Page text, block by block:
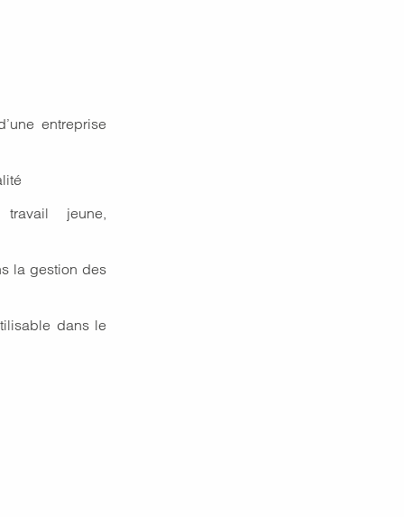
entreprise
jeune,
la gestion des
dans le